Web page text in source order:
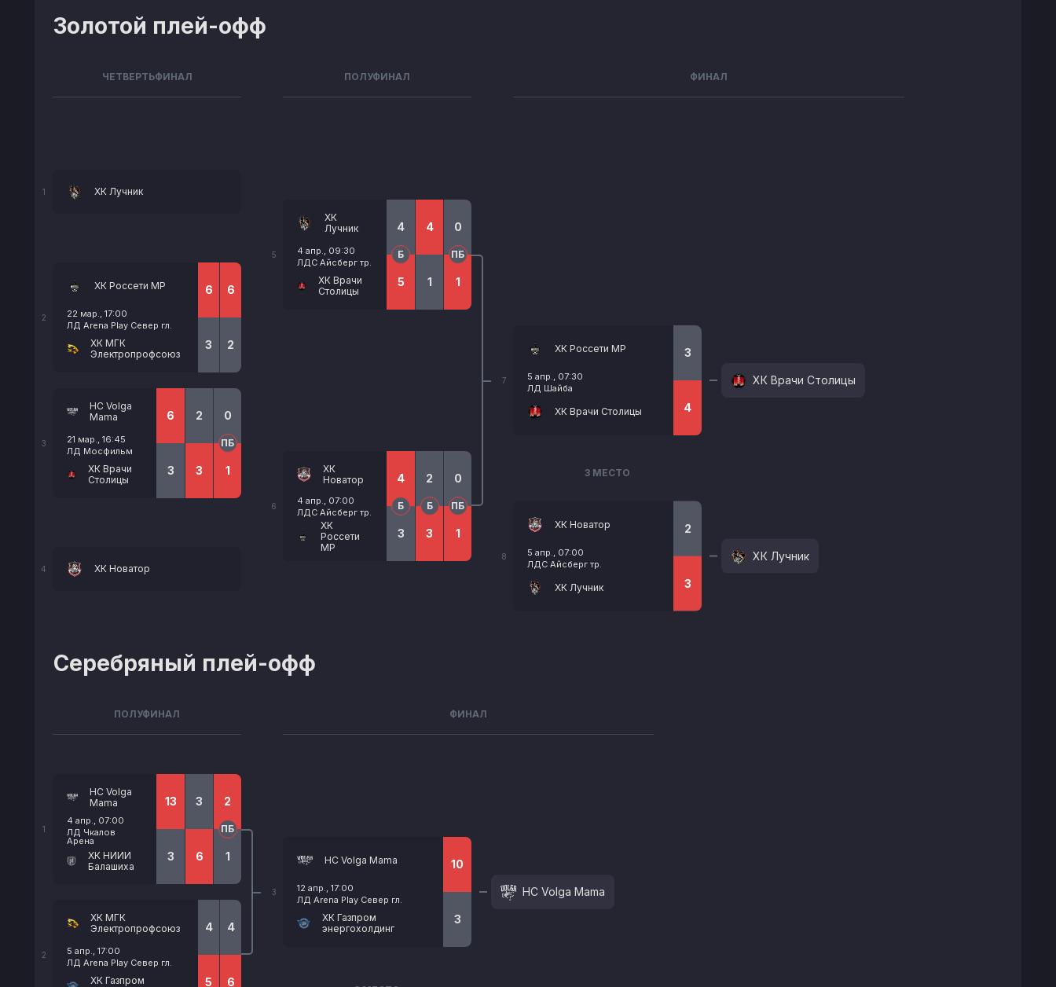
Золотой плей-офф
ЧЕТВЕРТЬФИНАЛ
1 ХК Лучник
2
ХК Россети МР
22 мар., 17:00
ЛД Arena Play Север гл.
ХК МГК
Электропрофсоюз
6
3
6
2
3
HC Volga
Mama
21 мар., 16:45
ЛД Мосфильм
ХК Врачи
Столицы
6
3
2
3
0
1
ПБ
4 ХК Новатор
ПОЛУФИНАЛ
5
ХК
Лучник
4 апр., 09:30
ЛДС Айсберг тр.
ХК Врачи
Столицы
4
5
Б
4
1
0
1
ПБ
6
ХК
Новатор
4 апр., 07:00
ЛДС Айсберг тр.
ХК
Россети
МР
4
3
Б
2
3
Б
0
1
ПБ
ФИНАЛ
7
ХК Россети МР
5 апр., 07:30
ЛД Шайба
ХК Врачи Столицы
3
4
ХК Врачи Столицы
3 МЕСТО
8
ХК Новатор
5 апр., 07:00
ЛДС Айсберг тр.
ХК Лучник
2
3
ХК Лучник
Серебряный плей-офф
ПОЛУФИНАЛ
1
HC Volga
Mama
4 апр., 07:00
ЛД Чкалов
Арена
ХК НИИИ
Балашиха
13
3
3
6
2
1
ПБ
2
ХК МГК
Электропрофсоюз
5 апр., 17:00
ЛД Arena Play Север гл.
ХК Газпром
4
5
4
6
ФИНАЛ
3
HC Volga Mama
12 апр., 17:00
ЛД Arena Play Север гл.
ХК Газпром
энергохолдинг
10
3
HC Volga Mama